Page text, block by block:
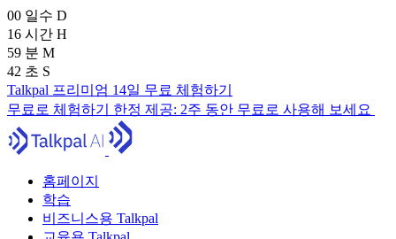
00 일수 D
16 시간 H
59 분 M
40 초 S
Talkpal 프리미엄 14일 무료 체험하기
무료로 체험하기 한정 제공: 2주 동안 무료로 사용해 보세요
홈페이지
학습
비즈니스용 Talkpal